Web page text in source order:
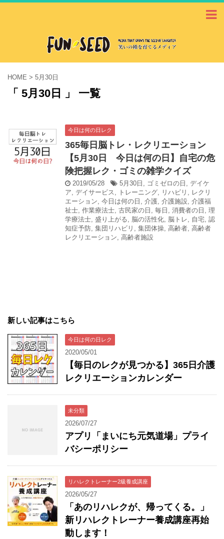
HOME > 5月30日
「 5月30日 」 一覧
今日は何の日レク
365毎日脳トレ・レクリエーション
【5月30日 今日は何の日】自宅の危
険把握レク・ゴミの雑学クイズ
2019/05/28 5月30日 , ゴミゼロの日 , デイケ
ア, デイサービス, トレーニング, リハビリ , レクリ
エーション, 今日は何の日 , 介護, 介護施設, 介護福
祉士, 作業療法士, 古民家の日 , 毎日 , 消費者の日 , 理
学療法士, 盛り上がる, 脳の活性化, 脳トレ, 自宅, 認
知症予防, 集団リハビリ , 集団体操, 高齢者, 高齢者
レクリエーション, 高齢者施設
新しい記事はこちら
今日は何の日レク
2020/05/01
【毎日のレクが見つかる】365日介護
レクリエーションカレンダー
未分類
2026/07/27
アプリ「まいにち元気道場」プライ
バシーポリシー
リハレクトレーナー2級養成講座
2026/05/27
「あのリハレクが、帰ってくる。」
新リハレクトレーナー養成講座再始
動します！